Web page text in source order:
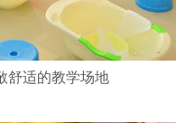
舒适的教学场地